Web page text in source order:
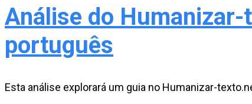
Quanto
um
Blog
pode
investindo
Análise do
português
Esta análise explorará um guia no Humanizar-